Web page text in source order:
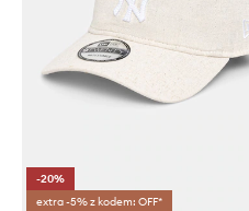
-20%
extra -5% z kodem: OFF*